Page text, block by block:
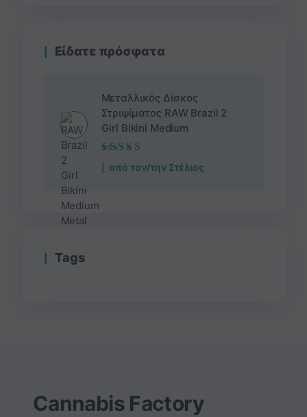
Είδατε πρόσφατα
Μεταλλικός Δίσκος
Στριψίματος RAW Brazil 2
Girl Bikini Medium
Βαθμολογήθηκε
με5από 5
από τον/την Στέλιος
Τags
Cannabis Factory